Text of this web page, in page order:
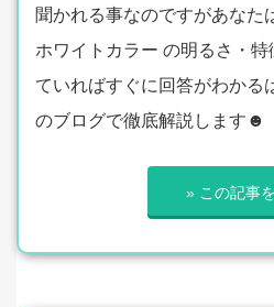
聞かれる事なのですがあなた
ホワイトカラー の明るさ・
ていればすぐに回答がわかる
のブログで徹底解説します☻
» この記事